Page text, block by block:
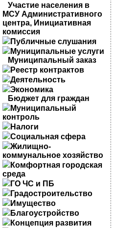
Участие населения в
МСУ Административного
центра, Инициативная
комиссия
Публичные слушания
Муниципальные услуги
Муниципальный заказ
Реестр контрактов
Деятельность
Экономика
Бюджет для граждан
Муниципальный
контроль
Налоги
Социальная сфера
Жилищно-
коммунальное хозяйство
Комфортная городская
среда
ГО ЧС и ПБ
Градостроительство
Имущество
Благоустройство
Концепция развития